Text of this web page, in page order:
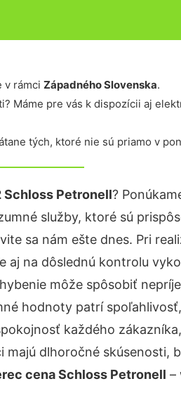
v rámci Západného Slovenska.
Máme pre vás k dispozícii aj
tých, ktoré nie sú priamo v
Petronell?
služby, ktoré sú
sa nám ešte dnes. Pri
aj na dôslednú kontrolu
môže spôsobiť
hodnoty patrí
každého
majú dlhoročné skúsenosti,
cena Schloss Petronell –